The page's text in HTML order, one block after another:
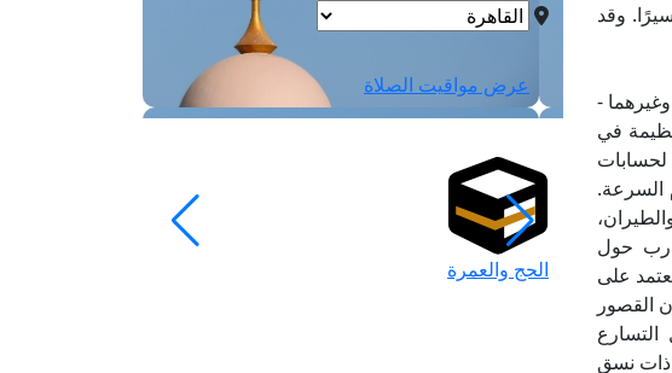
وقد
-
عظيمة في
فقد أسهم بتحسينات لحسابات
ومفهوم السرعة.
في علم الميقاتية والطيران،
في علم الفلك وتجارب حول
معتمد على
القصور
مثل التسارع
ذات نسق
عرض مواقيت الصلاة
الحج والعمرة